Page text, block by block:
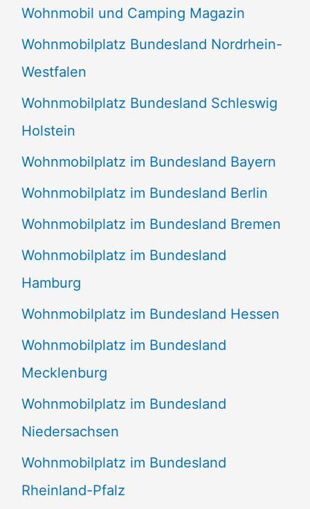
Wohnmobil und Camping Magazin
Wohnmobilplatz Bundesland Nordrhein-
Westfalen
Wohnmobilplatz Bundesland Schleswig
Holstein
Wohnmobilplatz im Bundesland Bayern
Wohnmobilplatz im Bundesland Berlin
Wohnmobilplatz im Bundesland Bremen
Wohnmobilplatz im Bundesland
Hamburg
Wohnmobilplatz im Bundesland Hessen
Wohnmobilplatz im Bundesland
Mecklenburg
Wohnmobilplatz im Bundesland
Niedersachsen
Wohnmobilplatz im Bundesland
Rheinland-Pfalz